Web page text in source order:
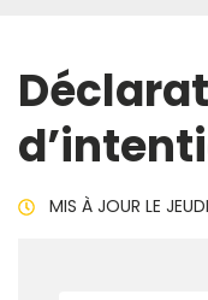
MIS À JOUR LE